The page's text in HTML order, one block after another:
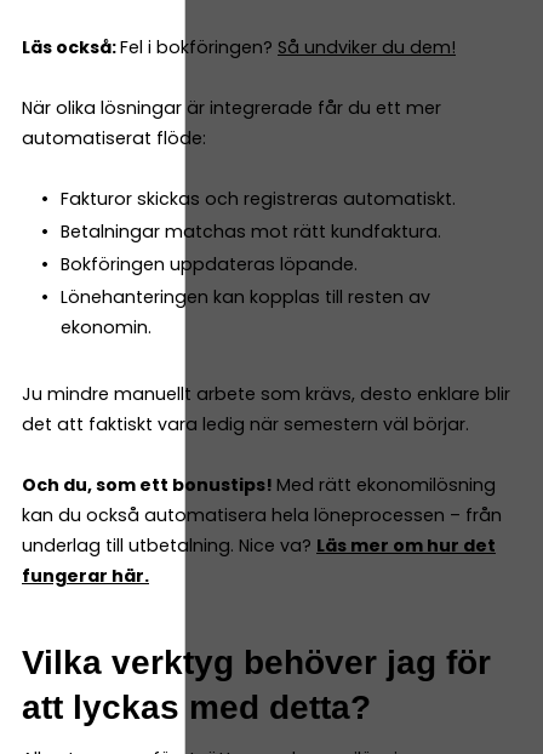
Läs också:Fel i bokföringen? Så undviker du dem!
När olika lösningar är integrerade får du ett mer
automatiserat flöde:
Fakturor skickas och registreras automatiskt.
Betalningar matchas mot rätt kundfaktura.
Bokföringen uppdateras löpande.
Lönehanteringen kan kopplas till resten av
ekonomin.
Ju mindre manuellt arbete som krävs, desto enklare blir
det att faktiskt vara ledig när semestern väl börjar.
Och du, som ett bonustips! Med rätt ekonomilösning
kan du också automatisera hela löneprocessen – från
underlag till utbetalning. Nice va? Läs mer om hur det
fungerar här.
Vilka verktyg behöver jag för
att lyckas med detta?